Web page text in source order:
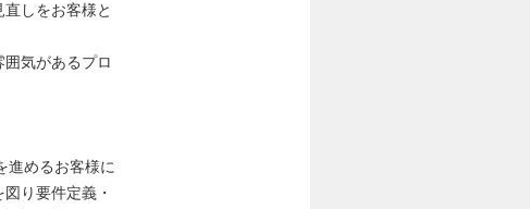
しをお客様と
気があるプロ
進めるお客様に
り要件定義・